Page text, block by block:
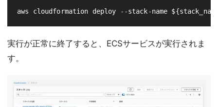
実行が正常に終了すると、ECSサービスが実行されま
す。